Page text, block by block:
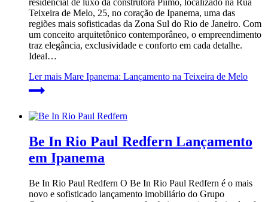
residencial de luxo da construtora Piimo, localizado na Rua
Teixeira de Melo, 25, no coração de Ipanema, uma das
regiões mais sofisticadas da Zona Sul do Rio de Janeiro. Com
um conceito arquitetônico contemporâneo, o empreendimento
traz elegância, exclusividade e conforto em cada detalhe.
Ideal…
Ler mais Mare Ipanema: Lançamento na Teixeira de Melo
Be In Rio Paul Redfern Lançamento
em Ipanema
Be In Rio Paul Redfern O Be In Rio Paul Redfern é o mais
novo e sofisticado lançamento imobiliário do Grupo